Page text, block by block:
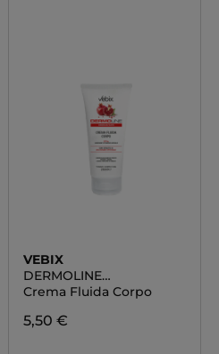
VEBIX
DERMOLINE
ENERGIZZANTE
Crema Fluida Corpo
5,50 €